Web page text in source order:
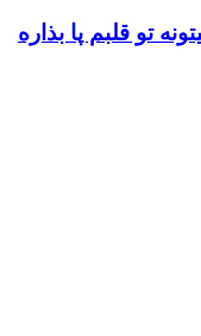
تو قلبم پا بذاره